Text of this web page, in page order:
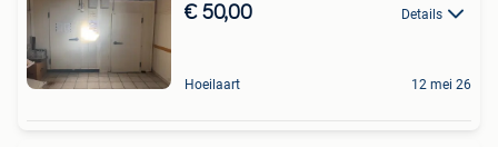
€ 50,00 Details
Hoeilaart 12 mei 26